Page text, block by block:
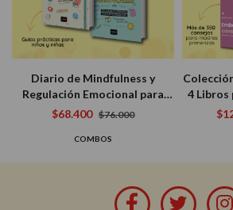
Diario de Mindfulness y
Regulación Emocional para
Chicos: 2 Libros Interactivos
$68.400 $76.000
COMBOS
4 Libros